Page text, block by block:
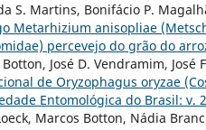
S. Martins, Bonifácio P.
Metarhizium anisopliae
percevejo do grão do
José D. Vendramim, José
de Oryzophagus oryzae
Entomológica do Brasil: v.
Marcos Botton, Nádia